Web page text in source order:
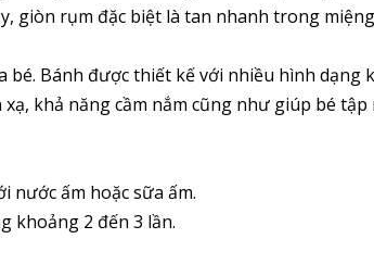
giòn rụm đặc biệt là tan nhanh trong
Bánh được thiết kế với nhiều hình dạng
khả năng cầm nắm cũng như giúp bé
nước ấm hoặc sữa ấm.
khoảng 2 đến 3 lần.